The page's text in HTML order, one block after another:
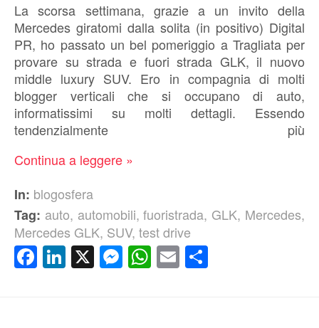
La scorsa settimana, grazie a un invito della
Mercedes giratomi dalla solita (in positivo) Digital
PR, ho passato un bel pomeriggio a Tragliata per
provare su strada e fuori strada GLK, il nuovo
middle luxury SUV. Ero in compagnia di molti
blogger verticali che si occupano di auto,
informatissimi su molti dettagli. Essendo
tendenzialmente più
Continua a leggere »
In: blogosfera
Tag: auto, automobili,fuoristrada, GLK, Mercedes,
Mercedes GLK, SUV, test drive
Facebook
LinkedIn
X Messenger
WhatsApp
Email